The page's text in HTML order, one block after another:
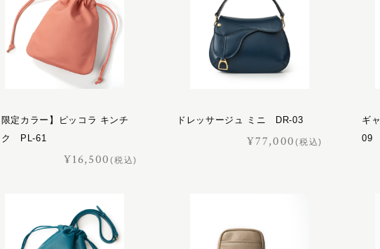
定カラー】ピッコラ キンチ
ク PL-61
¥16,500(税込)
ドレッサージュ ミニ DR-03
¥77,000(税込)
ギ
09